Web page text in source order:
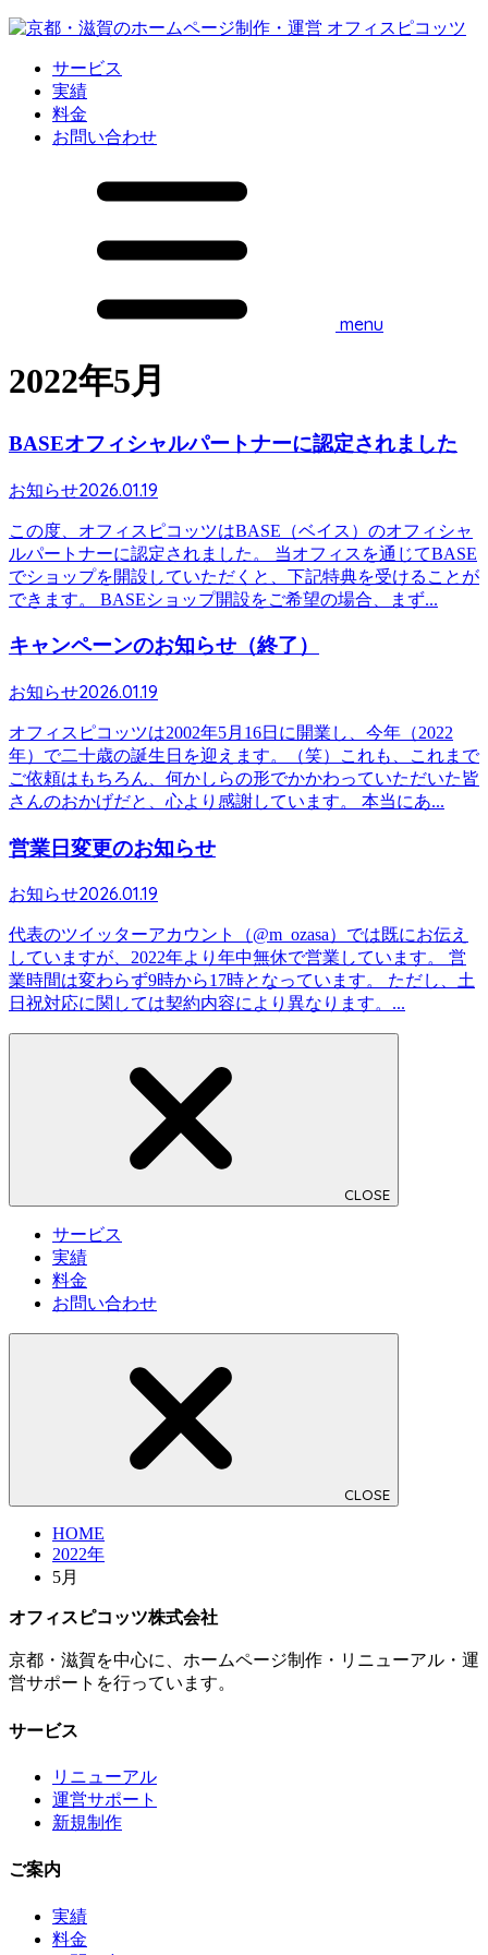
サービス
実績
料金
お問い合わせ
menu
2022年5月
BASEオフィシャルパートナーに認定されました
お知らせ2026.01.19
この度、オフィスピコッツはBASE（ベイス）のオフィシャ
ルパートナーに認定されました。 当オフィスを通じてBASE
でショップを開設していただくと、下記特典を受けることが
できます。 BASEショップ開設をご希望の場合、まず...
キャンペーンのお知らせ（終了）
お知らせ2026.01.19
オフィスピコッツは2002年5月16日に開業し、今年（2022
年）で二十歳の誕生日を迎えます。（笑）これも、これまで
ご依頼はもちろん、何かしらの形でかかわっていただいた皆
さんのおかげだと、心より感謝しています。 本当にあ...
営業日変更のお知らせ
お知らせ2026.01.19
代表のツイッターアカウント（@m_ozasa）では既にお伝え
していますが、2022年より年中無休で営業しています。 営
業時間は変わらず9時から17時となっています。 ただし、土
日祝対応に関しては契約内容により異なります。...
CLOSE
サービス
実績
料金
お問い合わせ
CLOSE
HOME
2022年
5月
オフィスピコッツ株式会社
京都・滋賀を中心に、ホームページ制作・リニューアル・運
営サポートを行っています。
サービス
リニューアル
運営サポート
新規制作
ご案内
実績
料金